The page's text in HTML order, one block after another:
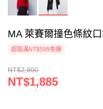
MA 萊賽爾撞色條紋
超取滿NT$599免運
NT$2,900
NT$1,885